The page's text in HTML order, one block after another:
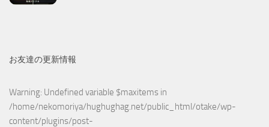
お友達の更新情報
Warning: Undefined variable $maxitems in
/home/nekomoriya/hughughag.net/public_html/otake/wp-
content/plugins/post-